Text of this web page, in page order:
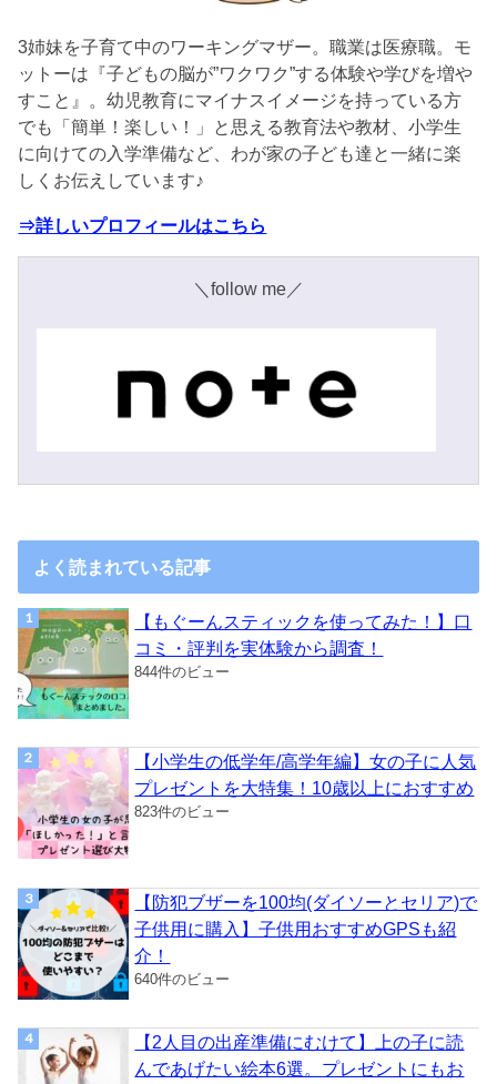
3姉妹を子育て中のワーキングマザー。職業は医療職。モ
ットーは『子どもの脳が”ワクワク”する体験や学びを増や
すこと』。幼児教育にマイナスイメージを持っている方
でも「簡単！楽しい！」と思える教育法や教材、小学生
に向けての入学準備など、わが家の子ども達と一緒に楽
しくお伝えしています♪
⇒詳しいプロフィールはこちら
＼follow me／
よく読まれている記事
【もぐーんスティックを使ってみた！】口
コミ・評判を実体験から調査！
844件のビュー
【小学生の低学年/高学年編】女の子に人気
プレゼントを大特集！10歳以上におすすめ
823件のビュー
【防犯ブザーを100均(ダイソーとセリア)で
子供用に購入】子供用おすすめGPSも紹
介！
640件のビュー
【2人目の出産準備にむけて】上の子に読
んであげたい絵本6選。プレゼントにもお